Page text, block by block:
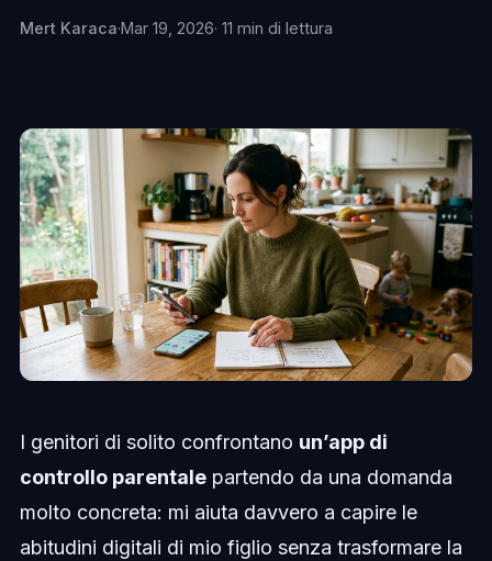
Mert Karaca·Mar 19, 2026· 11 min di lettura
I genitori di solito confrontano un’app di
controllo parentalepartendo da una domanda
molto concreta: mi aiuta davvero a capire le
abitudini digitali di mio figlio senza trasformare la